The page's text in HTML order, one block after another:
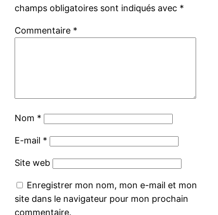
champs obligatoires sont indiqués avec *
Commentaire *
Nom *
E-mail *
Site web
Enregistrer mon nom, mon e-mail et mon
site dans le navigateur pour mon prochain
commentaire.